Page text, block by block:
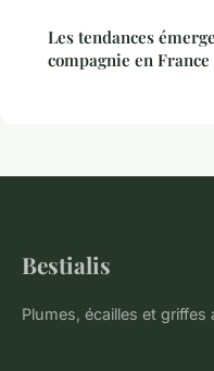
Les tendances
compagnie en France
Bestialis
Plumes, écailles et griffes